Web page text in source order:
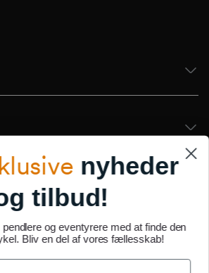
nyheder
tilbud!
og eventyrere med at finde den
Bliv en del af vores fællesskab!